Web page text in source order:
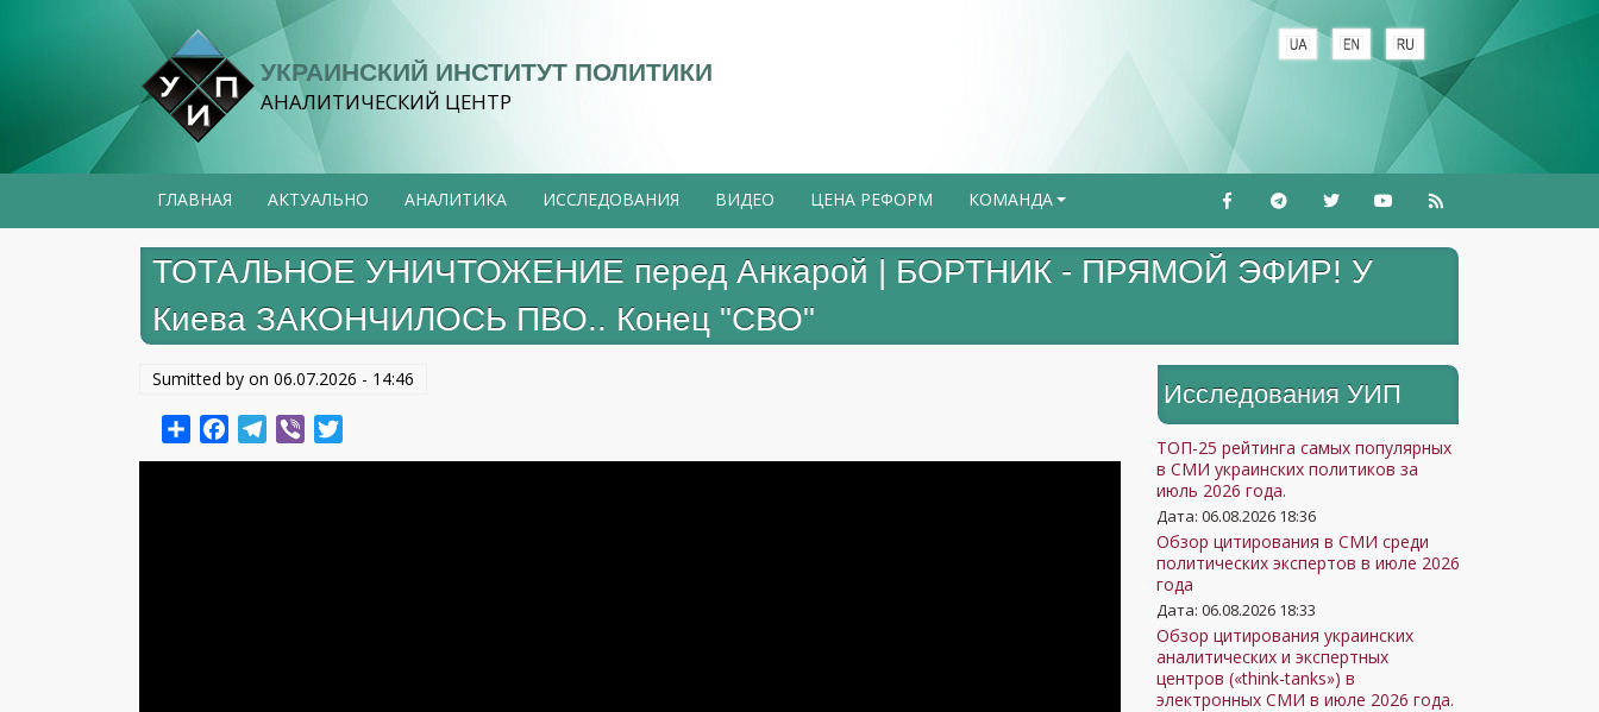
УКРАИНСКИЙ ИНСТИТУТ ПОЛИТИКИ
АНАЛИТИЧЕСКИЙ ЦЕНТР
ГЛАВНАЯ АКТУАЛЬНО АНАЛИТИКА ИССЛЕДОВАНИЯ ВИДЕО ЦЕНА РЕФОРМ +
КОМАНДА
ТОТАЛЬНОЕ УНИЧТОЖЕНИЕ перед Анкарой | БОРТНИК - ПРЯМОЙ ЭФИР! У
Киева ЗАКОНЧИЛОСЬ ПВО.. Конец "СВО"
Sumitted by on 06.07.2026 - 14:46
ShareFacebookTelegram
Viber
Исследования УИП
ТОП-25 рейтинга самых популярных
в СМИ украинских политиков за
июль 2026 года.
Дата: 06.08.2026 18:36
Обзор цитирования в СМИ среди
политических экспертов в июле 2026
года
Дата: 06.08.2026 18:33
Обзор цитирования украинских
аналитических и экспертных
центров («think-tanks») в
электронных СМИ в июле 2026 года.